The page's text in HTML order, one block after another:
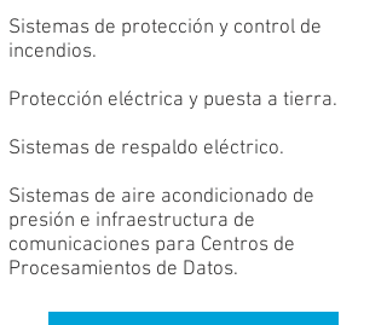
Sistemas de protección y control de
incendios.
Protección eléctrica y puesta a tierra.
Sistemas de respaldo eléctrico.
Sistemas de aire acondicionado de
presión e infraestructura de
comunicaciones para Centros de
Procesamientos de Datos.